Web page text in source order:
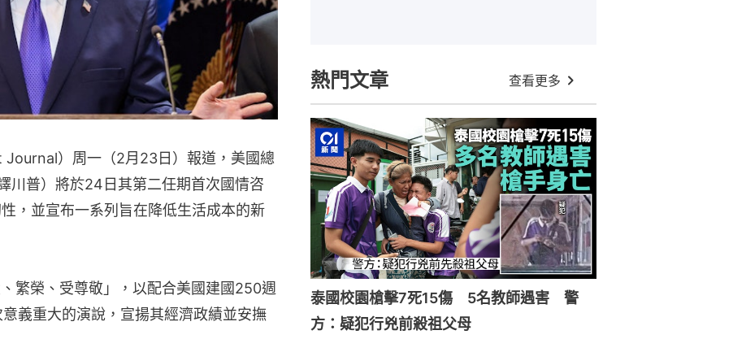
）周一（2月23日）報道，美國總
川普）將於24日其第二任期首次國情咨
，並宣布一系列旨在降低生活成本的新
繁榮、受尊敬」，以配合美國建國250週
義重大的演說，宣揚其經濟政績並安撫
熱門文章 查看更多
泰國校園槍擊7死15傷 5名教師遇害 警
方：疑犯行兇前殺祖父母